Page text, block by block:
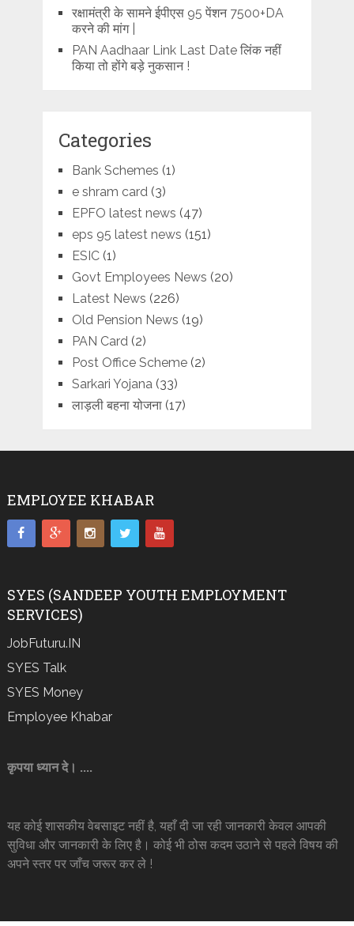
रक्षामंत्री के सामने ईपीएस 95 पेंशन 7500+DA
करने की मांग |
PAN Aadhaar Link Last Date लिंक नहीं
किया तो होंगे बड़े नुकसान !
Categories
Bank Schemes (1)
e shram card (3)
EPFO latest news (47)
eps 95 latest news (151)
ESIC(1)
Govt Employees News (20)
Latest News (226)
Old Pension News (19)
PAN Card (2)
Post Office Scheme(2)
Sarkari Yojana (33)
लाड़ली बहना योजना(17)
EMPLOYEE KHABAR
SYES (SANDEEP YOUTH EMPLOYMENT
SERVICES)
JobFuturu.IN
SYES Talk
SYES Money
Employee Khabar
कृपया ध्यान दे। ....
यह कोई शासकीय वेबसाइट नहीं है, यहाँ दी जा रही जानकारी केवल आपकी
सुविधा और जानकारी के लिए है। कोई भी ठोस कदम उठाने से पहले विषय की
अपने स्तर पर जाँच जरूर कर ले !